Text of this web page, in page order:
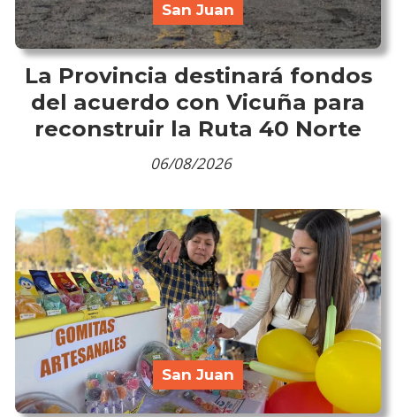
La Provincia destinará fondos
del acuerdo con Vicuña para
reconstruir la Ruta 40 Norte
San Juan
06/08/2026
San Juan